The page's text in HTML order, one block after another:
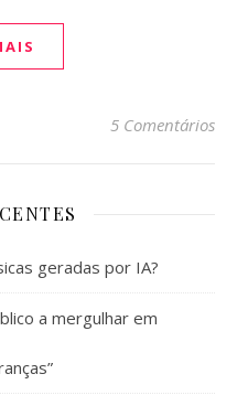
5 Comentários
geradas por IA?
a mergulhar em